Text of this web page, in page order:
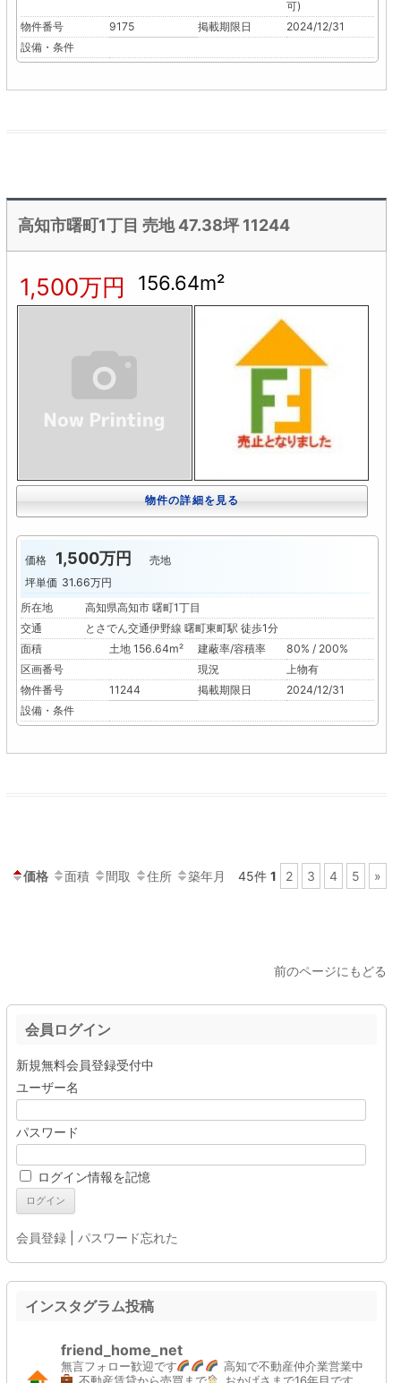
可)
物件番号
9175 掲載期限日
2024/12/31
設備・条件
高知市曙町1丁目 売地 47.38坪 11244
1,500万円 156.64m²
物件の詳細を見る
価格 1,500万円
売地
坪単価 31.66万円
所在地
高知県高知市 曙町1丁目
交通
とさでん交通伊野線 曙町東町駅 徒歩1分
面積
土地 156.64m² 建蔽率/容積率
80% / 200%
区画番号
現況
上物有
物件番号
11244 掲載期限日
2024/12/31
設備・条件
価格 面積 間取 住所 築年月 45件1 2 3 4 5 »
前のページにもどる
会員ログイン
新規無料会員登録受付中
ユーザー名
パスワード
ログイン情報を記憶
会員登録 パスワード忘れた
インスタグラム投稿
friend_home_net
無言フォロー歓迎です
高知で不動産仲介業営業中